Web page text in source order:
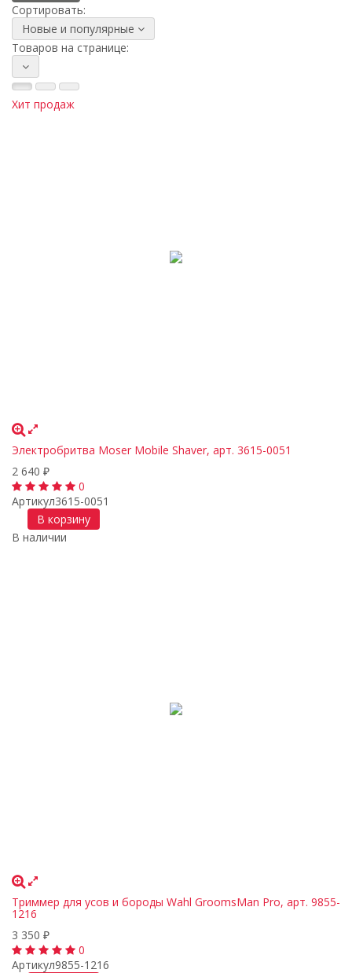
Сортировать:
Новые и популярные
Товаров на странице:
Хит продаж
Электробритва Moser Mobile Shaver, арт. 3615-0051
2 640 ₽
0
Артикул3615-0051
В корзину
В наличии
Триммер для усов и бороды Wahl GroomsMan Pro, арт. 9855-
1216
3 350 ₽
0
Артикул9855-1216